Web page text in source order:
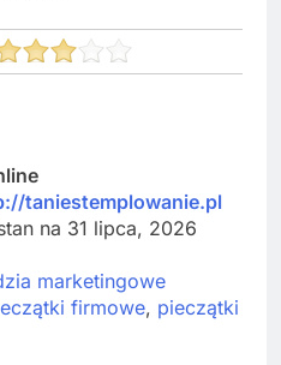
taniestemplowanie.pl
na 31 lipca, 2026
marketingowe
firmowe, pieczątki